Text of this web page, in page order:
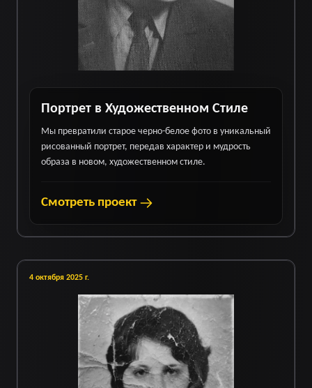
Портрет в Художественном Стиле
Мы превратили старое черно-белое фото в уникальный
рисованный портрет, передав характер и мудрость
образа в новом, художественном стиле.
Смотреть проект
4 октября 2025 г.